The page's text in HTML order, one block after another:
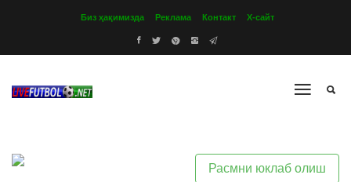
Биз ҳақимизда Реклама Контакт Х-сайт
Расмни юклаб олиш